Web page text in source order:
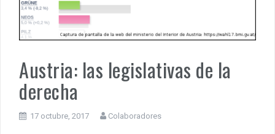
Austria: las legislativas de la
derecha
17 octubre, 2017 Colaboradores